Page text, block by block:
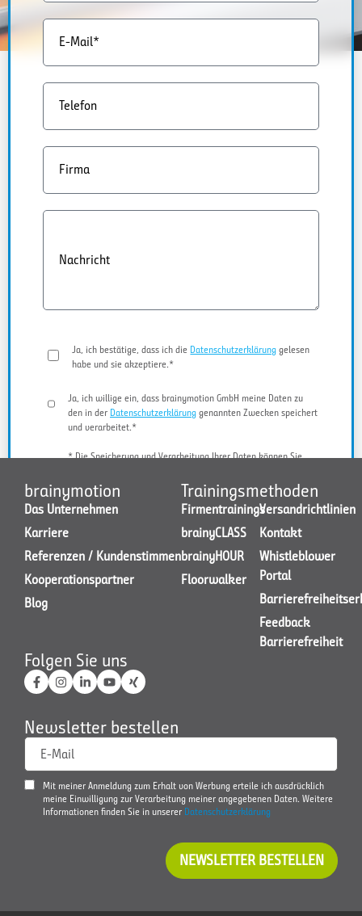
E-Mail*
Telefon
Firma
Nachricht
Ja, ich bestätige, dass ich die Datenschutzerklärung gelesen
habe und sie akzeptiere.*
Ja, ich willige ein, dass brainymotion GmbH meine Daten zu
den in der Datenschutzerklärung genannten Zwecken speichert
und verarbeitet.*
* Die Speicherung und Verarbeitung Ihrer Daten können Sie
JETZT KONTAKT AUFNEHMEN
brainymotion
Das Unternehmen
Karriere
Referenzen / Kundenstimmen
Kooperationspartner
Blog
Trainingsmethoden
Firmentrainings
brainyCLASS
brainyHOUR
Floorwalker
Versandrichtlinien
Kontakt
Whistleblower
Portal
Feedback
Barrierefreiheit
Folgen Sie uns
Newsletter bestellen
E-Mail
Mit meiner Anmeldung zum Erhalt von Werbung erteile ich ausdrücklich
meine Einwilligung zur Verarbeitung meiner angegebenen Daten. Weitere
Informationen finden Sie in unserer Datenschutzerklärung
NEWSLETTER BESTELLEN